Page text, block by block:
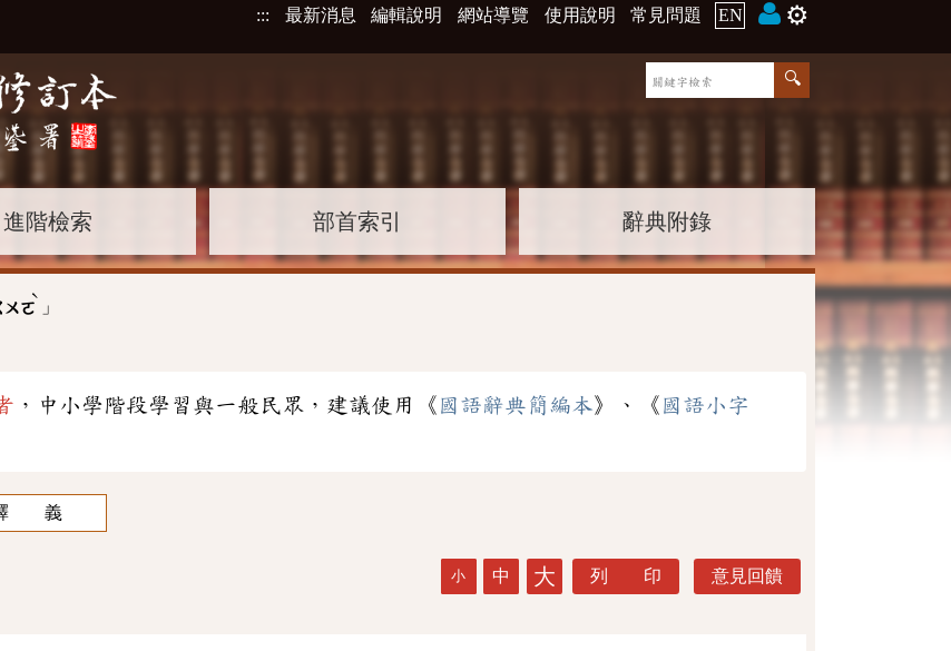
::: 最新消息 編輯說明 網站導覽 使用說明 常見問題 EN ⚙️
進階檢索 部首索引 辭典附錄
ㄨㄛ
ˋ
」
，中小學階段學習與一般民眾，建議使用《 國語辭典簡編本》、《 國語小字
義
小 中 大 列 印 意見回饋